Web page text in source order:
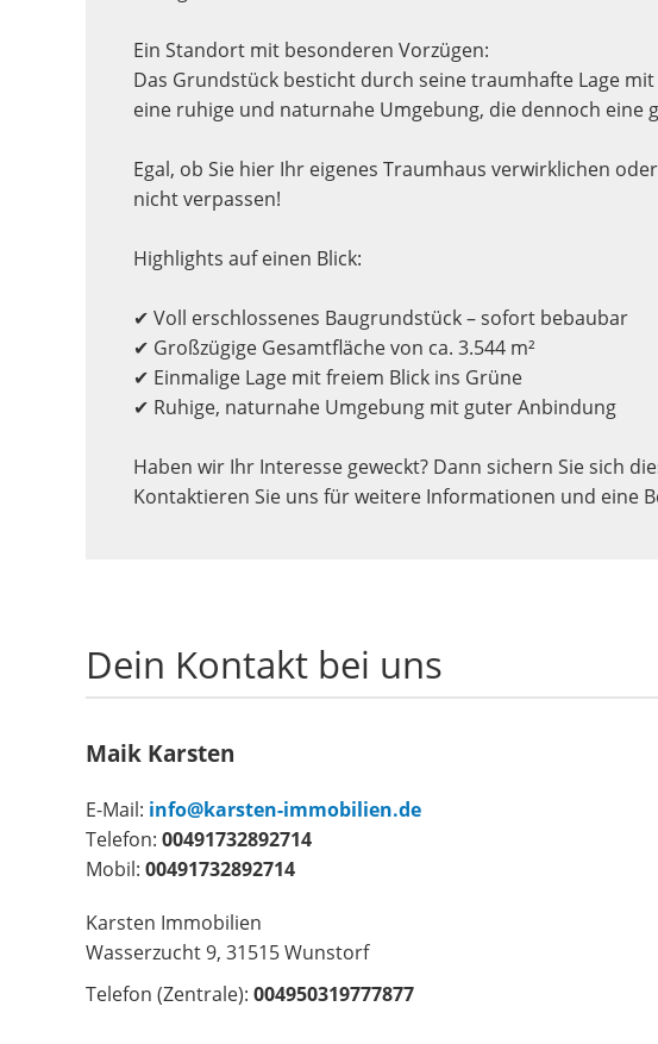
Ein Standort mit besonderen Vorzügen:
Das Grundstück besticht durch seine traumhafte Lage
eine ruhige und naturnahe Umgebung, die dennoch
Egal, ob Sie hier Ihr eigenes Traumhaus verwirklichen
nicht verpassen!
Highlights auf einen Blick:
✔ Voll erschlossenes Baugrundstück – sofort bebaubar
✔ Großzügige Gesamtfläche von ca. 3.544 m²
✔ Einmalige Lage mit freiem Blick ins Grüne
✔ Ruhige, naturnahe Umgebung mit guter Anbindung
Haben wir Ihr Interesse geweckt? Dann sichern Sie sich
Kontaktieren Sie uns für weitere Informationen und eine
Dein Kontakt bei uns
Maik Karsten
E-Mail: info@karsten-immobilien.de
Telefon: 00491732892714
Mobil: 00491732892714
Karsten Immobilien
Wasserzucht 9, 31515 Wunstorf
Telefon (Zentrale): 004950319777877